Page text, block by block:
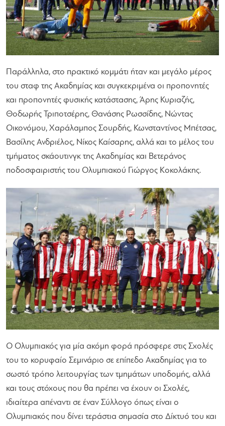
Παράλληλα, στο πρακτικό κομμάτι ήταν και μεγάλο μέρος
του σταφ της Ακαδημίας και συγκεκριμένα οι προπονητές
και προπονητές φυσικής κατάστασης, Άρης Κυριαζής,
Θοδωρής Τριποτσέρης, Θανάσης Ρωσσίδης, Νώντας
Οικονόμου, Χαράλαμπος Σουρδής, Κωνσταντίνος Μπέτσας,
Βασίλης Ανδριέλος, Νίκος Καίσαρης, αλλά και το μέλος του
τμήματος σκάουτινγκ της Ακαδημίας και Βετεράνος
ποδοσφαιριστής του Ολυμπιακού Γιώργος Κοκολάκης.
Ο Ολυμπιακός για μία ακόμη φορά πρόσφερε στις Σχολές
του το κορυφαίο Σεμινάριο σε επίπεδο Ακαδημίας για το
σωστό τρόπο λειτουργίας των τμημάτων υποδομής, αλλά
και τους στόχους που θα πρέπει να έχουν οι Σχολές,
ιδιαίτερα απέναντι σε έναν Σύλλογο όπως είναι ο
Ολυμπιακός που δίνει τεράστια σημασία στο Δίκτυό του και